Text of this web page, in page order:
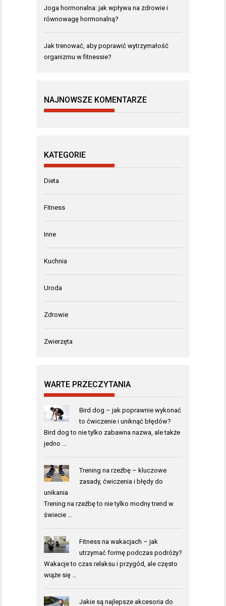
Joga hormonalna: jak wpływa na zdrowie i
równowagę hormonalną?
Jak trenować, aby poprawić wytrzymałość
organizmu w fitnessie?
NAJNOWSZE KOMENTARZE
KATEGORIE
Dieta
Fitness
Inne
Kuchnia
Uroda
Zdrowie
Zwierzęta
WARTE PRZECZYTANIA
Bird dog – jak poprawnie wykonać
to ćwiczenie i uniknąć błędów?
Bird dog to nie tylko zabawna nazwa, ale także
jedno …
Trening na rzeźbę – kluczowe
zasady, ćwiczenia i błędy do
unikania
Trening na rzeźbę to nie tylko modny trend w
świecie …
Fitness na wakacjach – jak
utrzymać formę podczas podróży?
Wakacje to czas relaksu i przygód, ale często
wiąże się …
Jakie są najlepsze akcesoria do